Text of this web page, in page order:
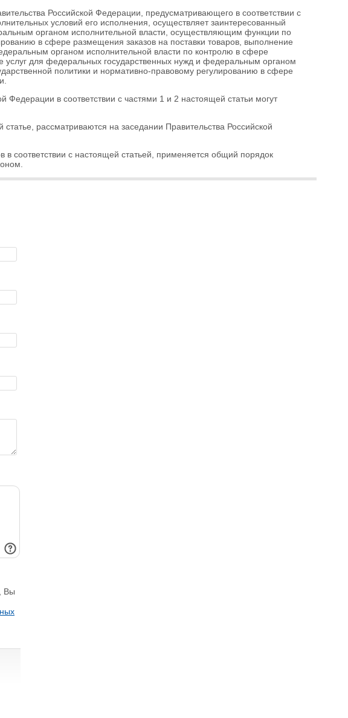
Российской Федерации, предусматривающего в соответствии с
условий его исполнения, осуществляет заинтересованный
органом исполнительной власти, осуществляющим функции по
в сфере размещения заказов на поставки товаров, выполнение
органом исполнительной власти по контролю в сфере
услуг для федеральных государственных нужд и федеральным органом
политики и нормативно-правовому регулированию в сфере
Федерации в соответствии с частями 1 и 2 настоящей статьи могут
рассматриваются на заседании Правительства Российской
соответствии с настоящей статьей, применяется общий порядок
Вы